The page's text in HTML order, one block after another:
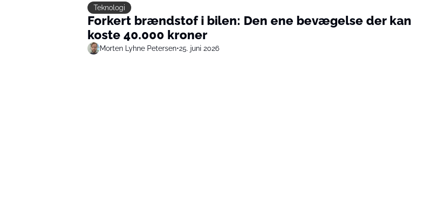
Teknologi
Forkert brændstof i bilen: Den ene bevægelse der kan
koste 40.000 kroner
Morten Lyhne Petersen•25. juni 2026